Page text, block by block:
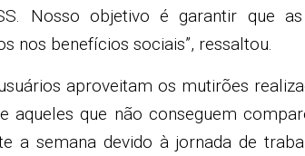
Nosso objetivo é garantir que
nos benefícios sociais”, ressaltou.
aproveitam os mutirões
aqueles que não conseguem
a semana devido à jornada de